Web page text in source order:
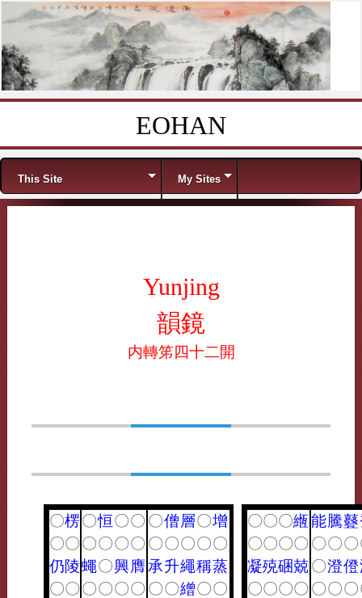
EOHAN
Menu
This Site My Sites
Yunjing
韻鏡
内轉笫四十二開
〇楞〇恒〇〇 〇僧層〇增
〇〇〇〇〇〇 〇〇〇〇〇
仍陵蠅〇興膺 承升繩稱蒸
〇〇〇〇〇〇 〇〇繒〇〇
〇〇〇緪能騰鼟
〇〇〇〇 〇〇〇
凝殑硱兢 〇澄僜
〇〇〇〇 〇〇〇